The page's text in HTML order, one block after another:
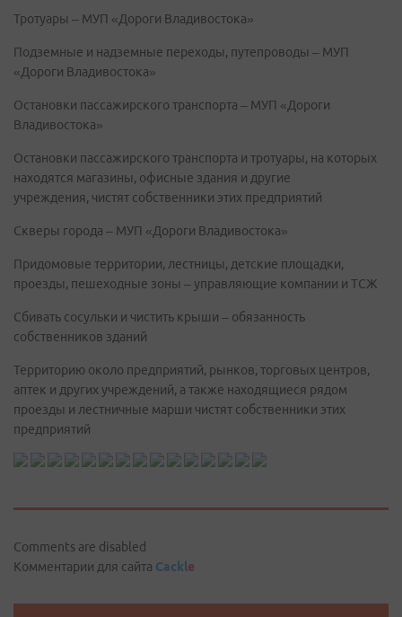
Тротуары – МУП «Дороги Владивостока»
Подземные и надземные переходы, путепроводы – МУП
«Дороги Владивостока»
Остановки пассажирского транспорта – МУП «Дороги
Владивостока»
Остановки пассажирского транспорта и тротуары, на которых
находятся магазины, офисные здания и другие
учреждения, чистят собственники этих предприятий
Скверы города – МУП «Дороги Владивостока»
Придомовые территории, лестницы, детские площадки,
проезды, пешеходные зоны – управляющие компании и ТСЖ
Сбивать сосульки и чистить крыши – обязанность
собственников зданий
Территорию около предприятий, рынков, торговых центров,
аптек и других учреждений, а также находящиеся рядом
проезды и лестничные марши чистят собственники этих
предприятий
Comments are disabled
Комментарии для сайта Cackle